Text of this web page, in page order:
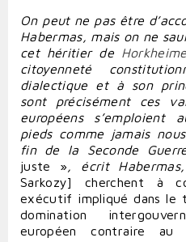
On peut ne pas être
Habermas, mais on ne
cet héritier de
citoyenneté
dialectique et à son
sont précisément ces
européens s’emploient
pieds comme jamais
fin de la Seconde
juste », écrit Habermas,
Sarkozy] cherchent à
exécutif impliqué dans le
domination
européen contraire